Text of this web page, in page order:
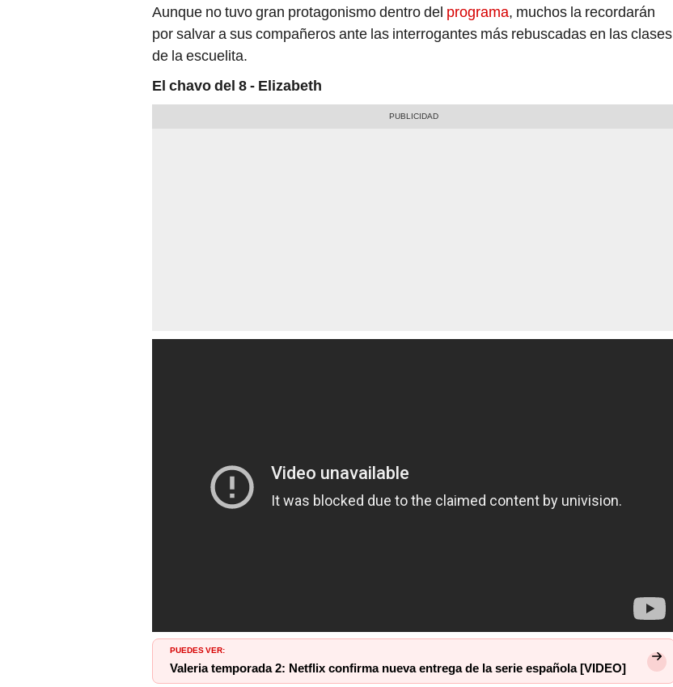
Aunque no tuvo gran protagonismo dentro del programa, muchos la recordarán
por salvar a sus compañeros ante las interrogantes más rebuscadas en las clases
de la escuelita.
El chavo del 8 - Elizabeth
PUEDES VER:
Valeria temporada 2: Netflix confirma nueva entrega de la serie española [VIDEO]